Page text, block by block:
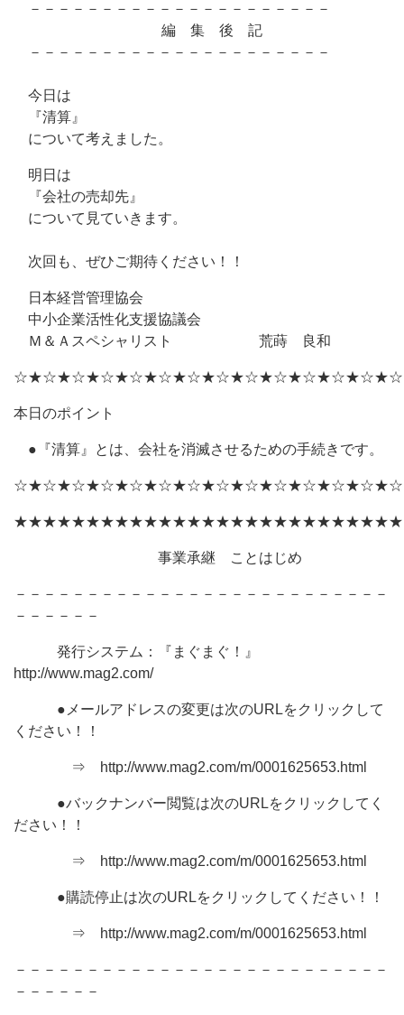
－－－－－－－－－－－－－－－－－－－－－
編 集 後 記
－－－－－－－－－－－－－－－－－－－－－
今日は
『清算』
について考えました。
明日は
『会社の売却先』
について見ていきます。
次回も、ぜひご期待ください！！
日本経営管理協会
中小企業活性化支援協議会
Ｍ＆Ａスペシャリスト 荒蒔 良和
本日のポイント
●『清算』とは、会社を消滅させるための手続きです。
事業承継 ことはじめ
－－－－－－－－－－－－－－－－－－－－－－－－－－
－－－－－－
発行システム：『まぐまぐ！』
http://www.mag2.com/
●メールアドレスの変更は次のURLをクリックして
ください！！
⇒ http://www.mag2.com/m/0001625653.html
●バックナンバー閲覧は次のURLをクリックしてく
ださい！！
⇒ http://www.mag2.com/m/0001625653.html
●購読停止は次のURLをクリックしてください！！
⇒ http://www.mag2.com/m/0001625653.html
－－－－－－－－－－－－－－－－－－－－－－－－－－
－－－－－－